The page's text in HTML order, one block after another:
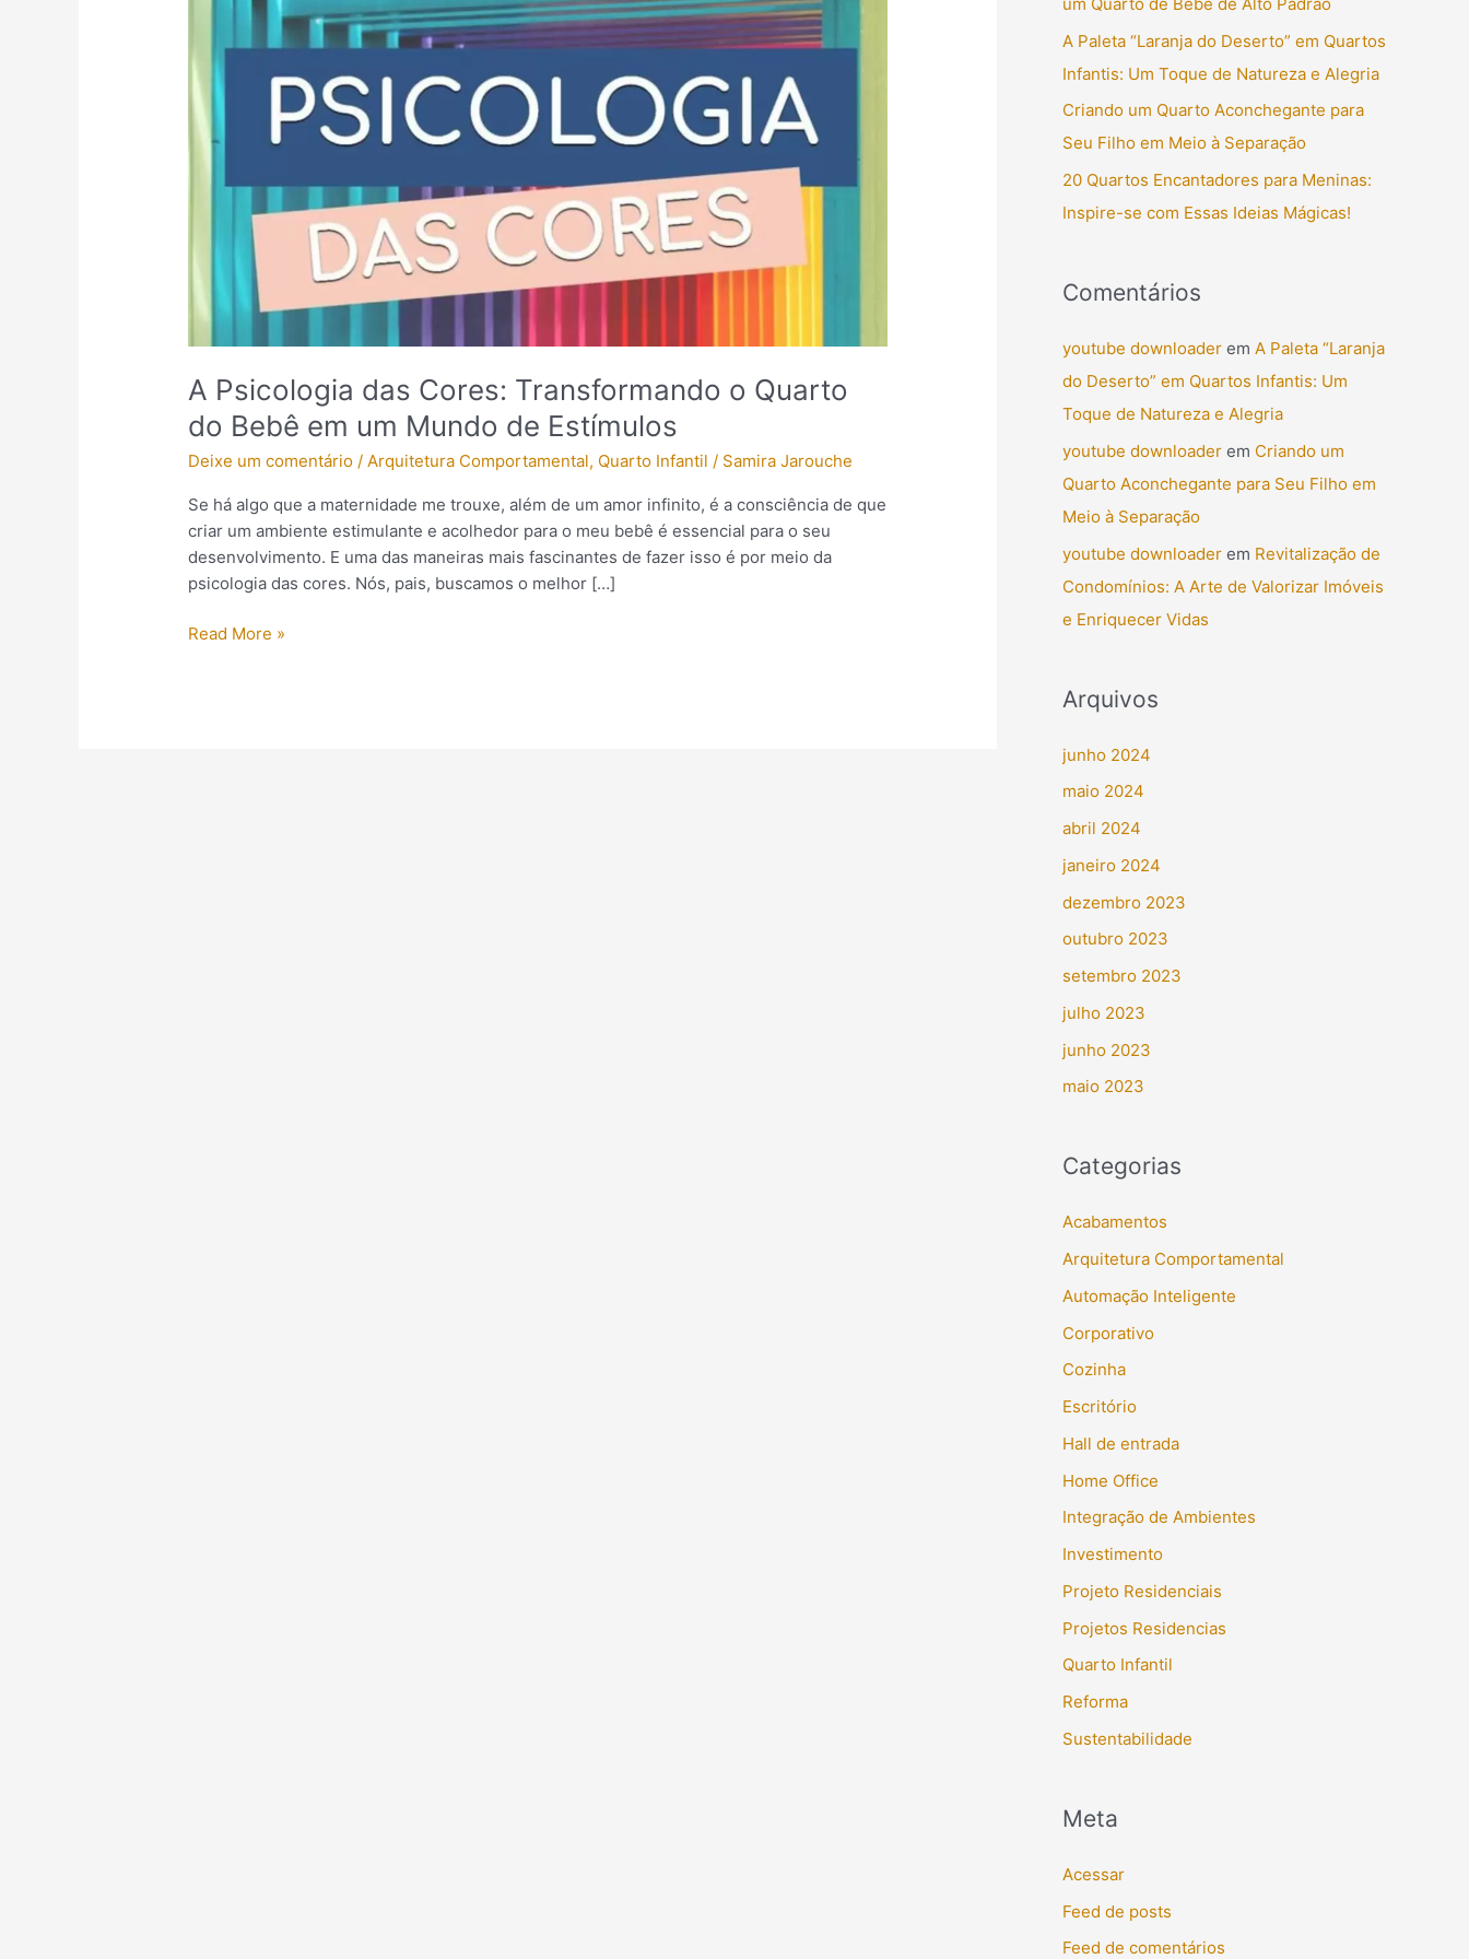
A Psicologia das Cores: Transformando o Quarto
do Bebê em um Mundo de Estímulos
Deixe um comentário /Arquitetura Comportamental, Quarto Infantil / Samira Jarouche
Se há algo que a maternidade me trouxe, além de um amor infinito, é a consciência de que
criar um ambiente estimulante e acolhedor para o meu bebê é essencial para o seu
desenvolvimento. E uma das maneiras mais fascinantes de fazer isso é por meio da
psicologia das cores. Nós, pais, buscamos o melhor […]
Psicologia
Cores:
Transformando
Quarto
de
Read More »
p
o
r
:
A Paleta “Laranja do Deserto” em Quartos
Infantis: Um Toque de Natureza e Alegria
Criando um Quarto Aconchegante para
Seu Filho em Meio à Separação
20 Quartos Encantadores para Meninas:
Inspire-se com Essas Ideias Mágicas!
Comentários
youtube downloader em A Paleta “Laranja
do Deserto” em Quartos Infantis: Um
Toque de Natureza e Alegria
youtube downloader em Criando um
Quarto Aconchegante para Seu Filho em
Meio à Separação
youtube downloader em Revitalização de
Condomínios: A Arte de Valorizar Imóveis
e Enriquecer Vidas
Arquivos
junho 2024
maio 2024
abril 2024
janeiro 2024
dezembro 2023
outubro 2023
setembro 2023
julho 2023
junho 2023
maio 2023
Categorias
Acabamentos
Arquitetura Comportamental
Automação Inteligente
Corporativo
Cozinha
Escritório
Hall de entrada
Home Office
Integração de Ambientes
Investimento
Projeto Residenciais
Projetos Residencias
Quarto Infantil
Reforma
Sustentabilidade
Meta
Acessar
Feed de posts
Feed de comentários